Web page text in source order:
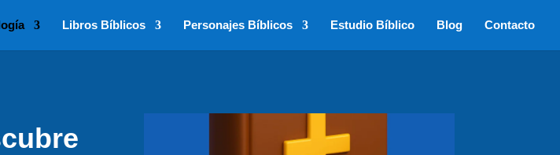
Libros Bíblicos Personajes Bíblicos Estudio Bíblico Blog Contacto